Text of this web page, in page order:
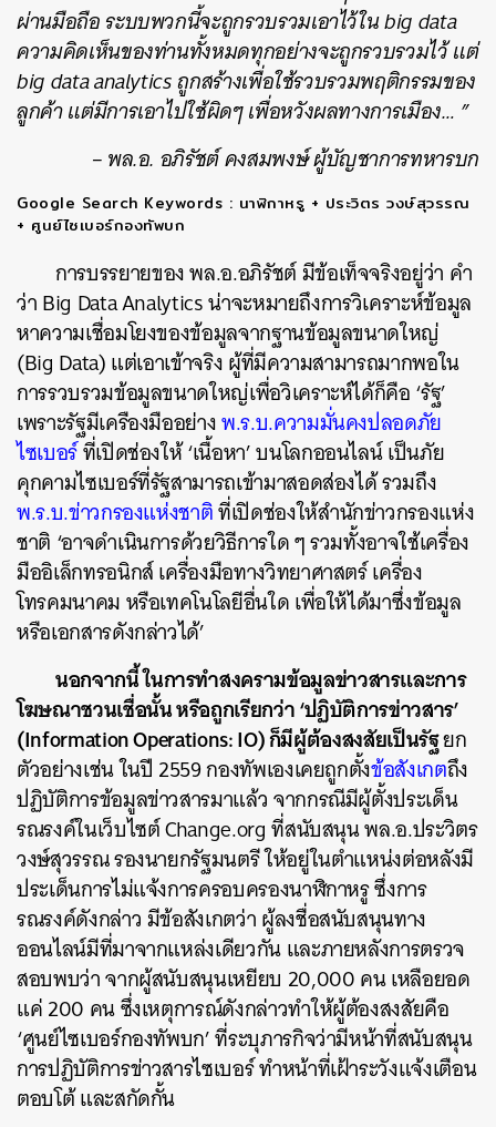
ผ่านมือถือ ระบบพวกนี้จะถูกรวบรวมเอาไว้ใน big data
ความคิดเห็นของท่านทั้งหมดทุกอย่างจะถูกรวบรวมไว้ แต่
big data analytics ถูกสร้างเพื่อใช้รวบรวมพฤติกรรมของ
ลูกค้า แต่มีการเอาไปใช้ผิดๆ เพื่อหวังผลทางการเมือง… ”
– พล.อ. อภิรัชต์ คงสมพงษ์ ผู้บัญชาการทหารบก
Google Search Keywords : นาฬิกาหรู + ประวิตร วงษ์สุวรรณ
+ ศูนย์ไซเบอร์กองทัพบก
การบรรยายของ พล.อ.อภิรัชต์ มีข้อเท็จจริงอยู่ว่า คำ
ว่า Big Data Analytics น่าจะหมายถึงการวิเคราะห์ข้อมูล
หาความเชื่อมโยงของข้อมูลจากฐานข้อมูลขนาดใหญ่
(Big Data) แต่เอาเข้าจริง ผู้ที่มีความสามารถมากพอใน
การรวบรวมข้อมูลขนาดใหญ่เพื่อวิเคราะห์ได้ก็คือ ‘รัฐ’
เพราะรัฐมีเครืองมืออย่างพ.ร.บ.ความมั่นคงปลอดภัย
ไซเบอร์ที่เปิดช่องให้ ‘เนื้อหา’ บนโลกออนไลน์ เป็นภัย
คุกคามไซเบอร์ที่รัฐสามารถเข้ามาสอดส่องได้ รวมถึง
พ.ร.บ.ข่าวกรองแห่งชาติที่เปิดช่องให้สำนักข่าวกรองแห่ง
ชาติ ‘อาจดำเนินการด้วยวิธีการใด ๆ รวมทั้งอาจใช้เครื่อง
มืออิเล็กทรอนิกส์ เครื่องมือทางวิทยาศาสตร์ เครื่อง
โทรคมนาคม หรือเทคโนโลยีอื่นใด เพื่อให้ได้มาซึ่งข้อมูล
หรือเอกสารดังกล่าวได้’
นอกจากนี้ ในการทำสงครามข้อมูลข่าวสารและการ
โฆษณาชวนเชื่อนั้น หรือถูกเรียกว่า ‘ปฏิบัติการข่าวสาร’
(Information Operations: IO) ก็มีผู้ต้องสงสัยเป็นรัฐยก
ตัวอย่างเช่น ในปี 2559 กองทัพเองเคยถูกตั้งข้อสังเกตถึง
ปฏิบัติการข้อมูลข่าวสารมาแล้ว จากกรณีมีผู้ตั้งประเด็น
รณรงค์ในเว็บไซต์ Change.org ที่สนับสนุน พล.อ.ประวิตร
วงษ์สุวรรณ รองนายกรัฐมนตรี ให้อยู่ในตำแหน่งต่อหลังมี
ประเด็นการไม่แจ้งการครอบครองนาฬิกาหรู ซึ่งการ
รณรงค์ดังกล่าว มีข้อสังเกตว่า ผู้ลงชื่อสนับสนุนทาง
ออนไลน์มีที่มาจากแหล่งเดียวกัน และภายหลังการตรวจ
สอบพบว่า จากผู้สนับสนุนเหยียบ 20,000 คน เหลือยอด
แค่ 200 คน ซึ่งเหตุการณ์ดังกล่าวทำให้ผู้ต้องสงสัยคือ
‘ศูนย์ไซเบอร์กองทัพบก’ ที่ระบุภารกิจว่ามีหน้าที่สนับสนุน
การปฏิบัติการข่าวสารไซเบอร์ ทำหน้าที่เฝ้าระวังแจ้งเตือน
ตอบโต้ และสกัดกั้น